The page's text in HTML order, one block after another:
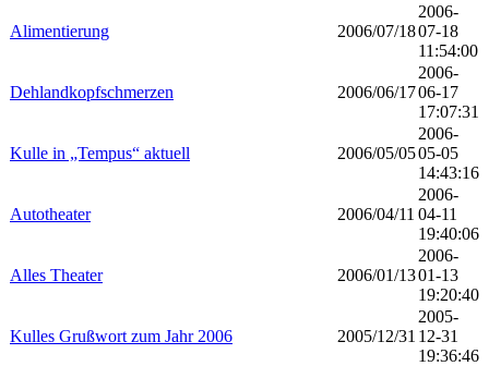
Alimentierung 2006/07/18
2006-
07-18
11:54:00
Dehlandkopfschmerzen 2006/06/17
2006-
06-17
17:07:31
Kulle in „Tempus“ aktuell 2006/05/05
2006-
05-05
14:43:16
Autotheater 2006/04/11
2006-
04-11
19:40:06
Alles Theater 2006/01/13
2006-
01-13
19:20:40
Kulles Grußwort zum Jahr 2006 2005/12/31
2005-
12-31
19:36:46